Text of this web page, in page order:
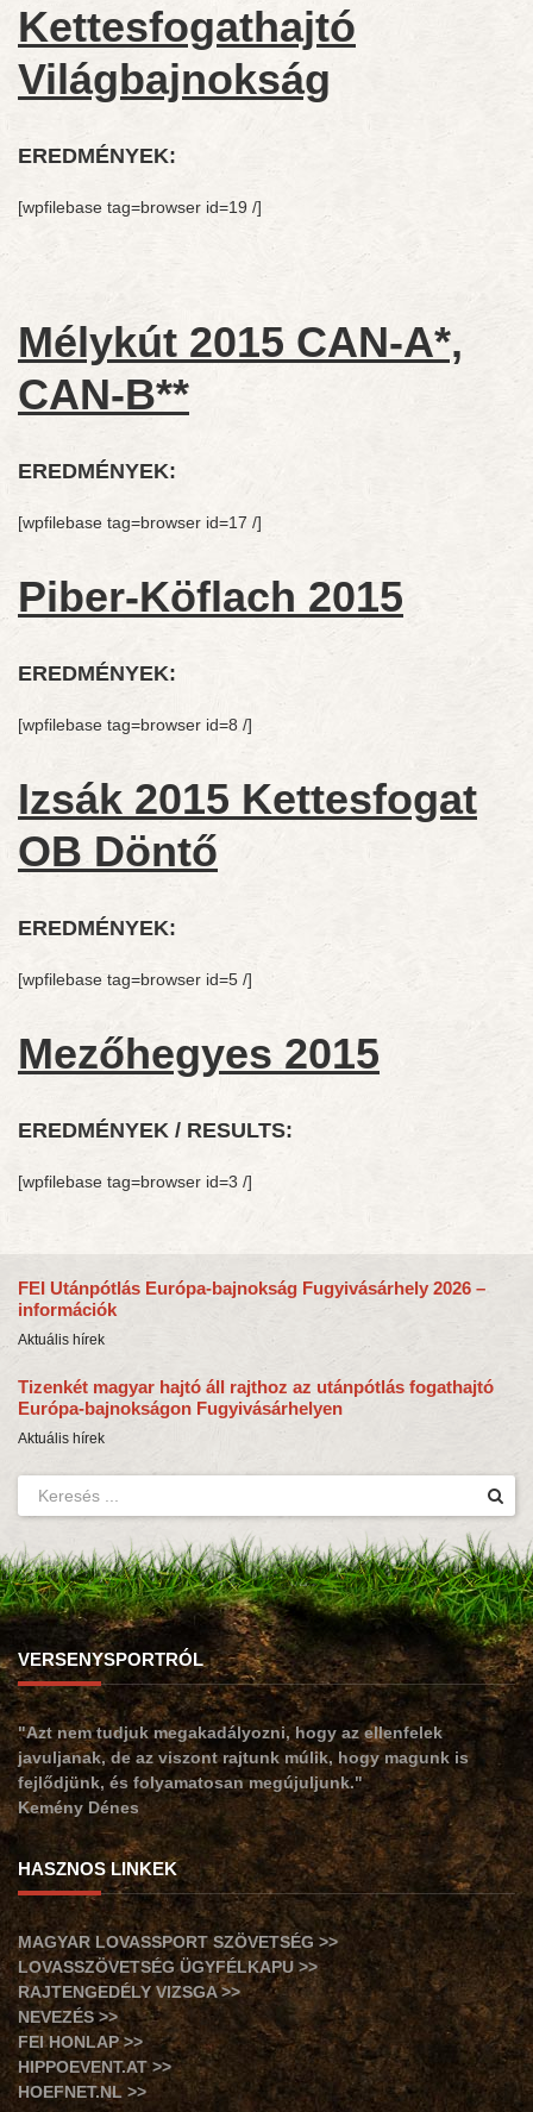
Kettesfogathajtó
Világbajnokság
EREDMÉNYEK:
[wpfilebase tag=browser id=19 /]
Mélykút 2015 CAN-A*,
CAN-B**
EREDMÉNYEK:
[wpfilebase tag=browser id=17 /]
Piber-Köflach 2015
EREDMÉNYEK:
[wpfilebase tag=browser id=8 /]
Izsák 2015 Kettesfogat
OB Döntő
EREDMÉNYEK:
[wpfilebase tag=browser id=5 /]
Mezőhegyes 2015
EREDMÉNYEK / RESULTS:
[wpfilebase tag=browser id=3 /]
FEI Utánpótlás Európa-bajnokság Fugyivásárhely 2026 –
információk
Aktuális hírek
Tizenkét magyar hajtó áll rajthoz az utánpótlás fogathajtó
Európa-bajnokságon Fugyivásárhelyen
Aktuális hírek
VERSENYSPORTRÓL
"Azt nem tudjuk megakadályozni, hogy az ellenfelek
javuljanak, de az viszont rajtunk múlik, hogy magunk is
fejlődjünk, és folyamatosan megújuljunk."
Kemény Dénes
HASZNOS LINKEK
MAGYAR LOVASSPORT SZÖVETSÉG >>
LOVASSZÖVETSÉG ÜGYFÉLKAPU >>
RAJTENGEDÉLY VIZSGA >>
NEVEZÉS >>
FEI HONLAP >>
HIPPOEVENT.AT >>
HOEFNET.NL >>